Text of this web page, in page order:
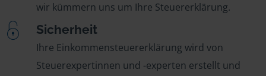
wir kümmern uns um Ihre Steuererklärung.
Sicherheit
Ihre Einkommensteuererklärung wird von
Steuerexpertinnen und -experten erstellt und